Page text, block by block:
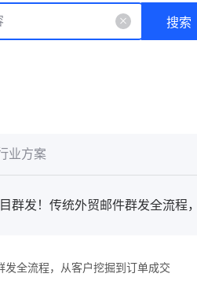
搜索
业方案
全流程，从客户挖掘到订单成交